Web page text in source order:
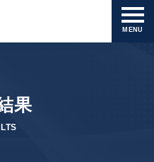
MENU
果